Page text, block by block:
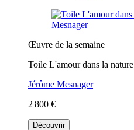
Œuvre de la semaine
Toile L'amour dans la nature
Jérôme Mesnager
2 800 €
Découvrir